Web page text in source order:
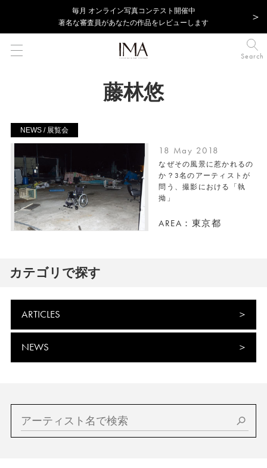
毎⽉ オンライン写真コンテスト開催中
著名な審査員があなたの作品をレビューします
Search
藤林悠
NEWS / 展覧会
18 May 2018
なぜその風景に惹かれるの
か？3名のアーティストが
問う、撮影における「執
拗」
AREA：東京都
カテゴリで探す
ARTICLES
NEWS